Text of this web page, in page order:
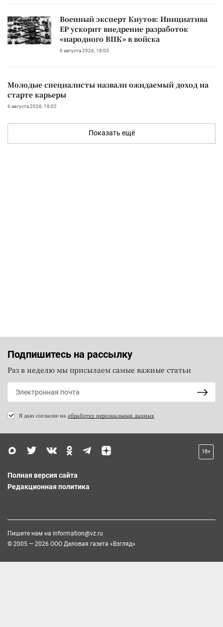
Военный эксперт Кнутов: Инициатива
ЕР ускорит внедрение разработок
«народного ВПК» в войска
6 августа 2026, 18:03
Молодые специалисты назвали ожидаемый доход на
старте карьеры
6 августа 2026, 18:02
Показать ещё
Подпишитесь на рассылку
Раз в неделю мы присылаем самые важные статьи
Я даю согласие на обработку персональных данных
18+
Полная версия сайта
Редакционная политика
Пишите нам на information@vz.ru
© 2005 — 2026 ООО Деловая газета «Взгляд»